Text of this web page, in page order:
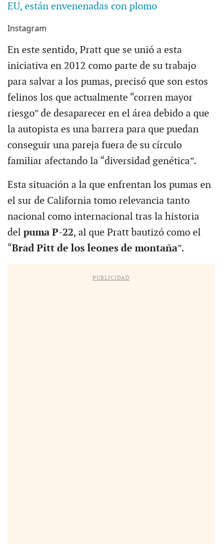
EU, están envenenadas con plomo
Instagram
En este sentido, Pratt que se unió a esta
iniciativa en 2012 como parte de su trabajo
para salvar a los pumas, precisó que son estos
felinos los que actualmente “corren mayor
riesgo” de desaparecer en el área debido a que
la autopista es una barrera para que puedan
conseguir una pareja fuera de su círculo
familiar afectando la “diversidad genética”.
Esta situación a la que enfrentan los pumas en
el sur de California tomo relevancia tanto
nacional como internacional tras la historia
del puma P-22, al que Pratt bautizó como el
“Brad Pitt de los leones de montaña”.
PUBLICIDAD